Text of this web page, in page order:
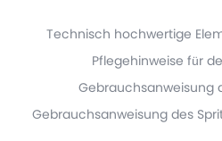
Technisch hochwertige
Pflegehinweise für
Gebrauchsanweisung
Gebrauchsanweisung des